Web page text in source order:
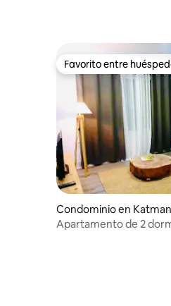
Favorito entre
Favorito entre
Condominio en
Apartamento de 2